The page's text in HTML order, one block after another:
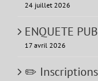
24 juillet 2026
ENQUETE
17 avril 2026
✏️